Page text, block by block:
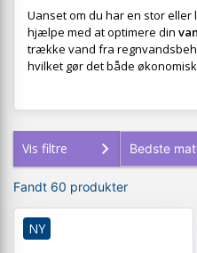
Uanset om du har en stor eller
hjælpe med at optimere din
trække vand fra
hvilket gør det både
Vis filtre
Fandt 60 produkter
NY